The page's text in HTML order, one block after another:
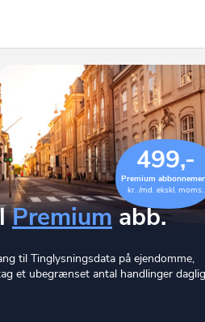
499,-
Premium
kr. /md. ekskl. moms.
Premium abb.
til Tinglysningsdata på ejendomme,
et ubegrænset antal handlinger